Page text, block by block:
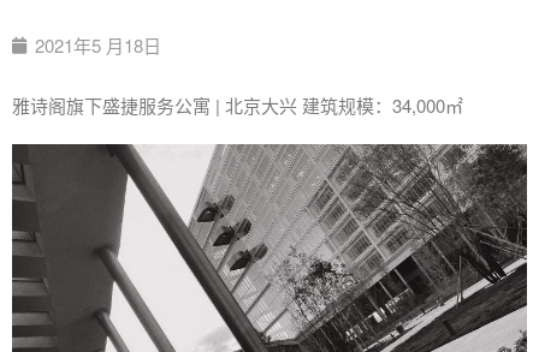
2021年5 月18日
雅诗阁旗下盛捷服务公寓 | 北京大兴 建筑规模：34,000㎡